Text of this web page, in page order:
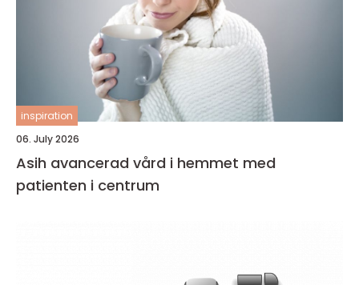
inspiration
06. July 2026
Asih avancerad vård i hemmet med
patienten i centrum